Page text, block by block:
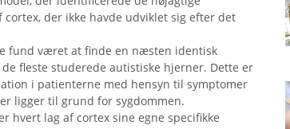
der ikke havde udviklet sig efter det
fund været at finde en næsten identisk
fleste studerede autistiske hjerner. Dette er
i patienterne med hensyn til symptomer
ligger til grund for sygdommen.
hvert lag af cortex sine egne specifikke